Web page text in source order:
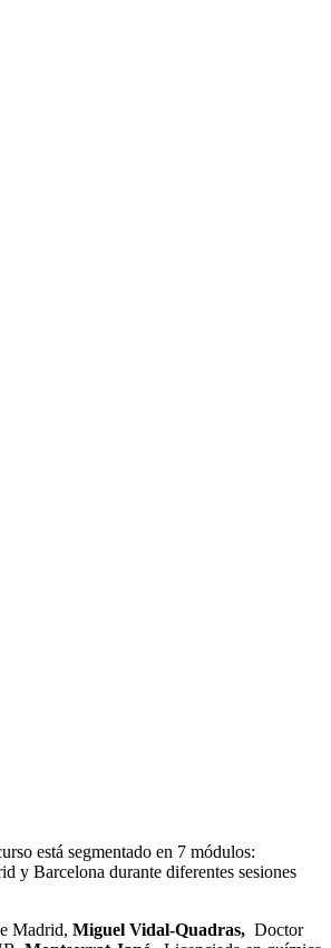
está segmentado en 7 módulos:
y Barcelona durante diferentes sesiones
Madrid, Miguel Vidal-Quadras, Doctor